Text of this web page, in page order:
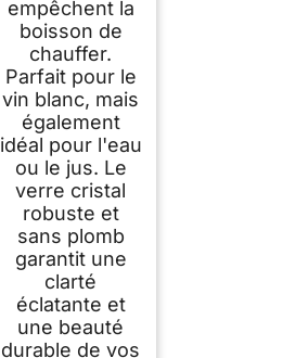
empêchent la
boisson de
chauffer.
Parfait pour le
vin blanc, mais
également
idéal pour l'eau
ou le jus. Le
verre cristal
robuste et
sans plomb
garantit une
clarté
éclatante et
une beauté
durable de vos